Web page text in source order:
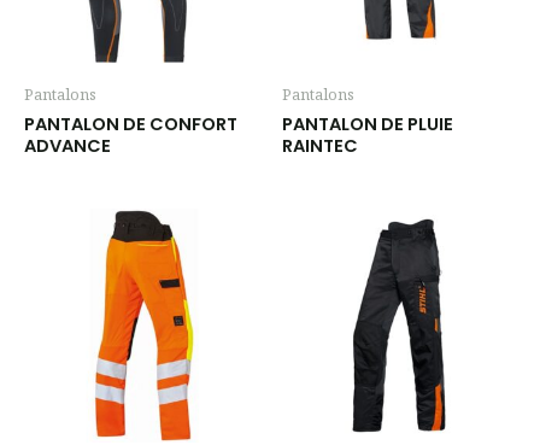
Pantalons
PANTALON DE CONFORT
ADVANCE
Pantalons
PANTALON DE PLUIE
RAINTEC